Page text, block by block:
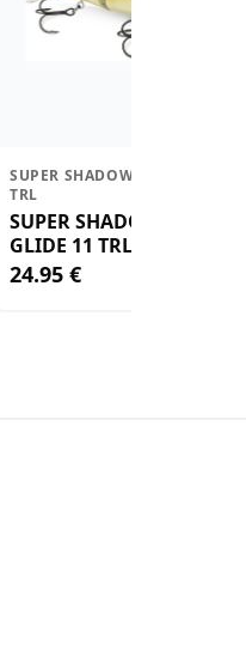
SUPER SHADOW RAP GLIDE 11
TRL
SUPER SHADOW RAP
GLIDE 11 TRL
24.95 €